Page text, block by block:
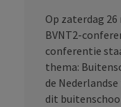
Op zaterdag
BVNT2-
conferentie
thema:
de
dit